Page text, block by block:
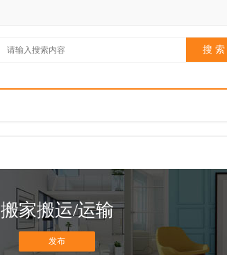
搜 索
搬家搬运/运输
发布